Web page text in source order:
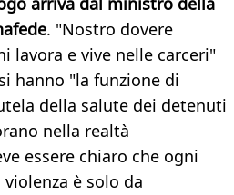
. "Nostro dovere
lavora e vive nelle carceri"
hanno "la funzione di
della salute dei detenuti
nella realtà
essere chiaro che ogni
è solo da